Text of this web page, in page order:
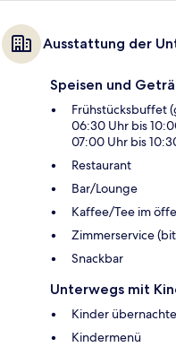
Ausstattung der
Speisen und
Frühstücksbuffet
06:30 Uhr bis
07:00 Uhr bis
Restaurant
Bar/Lounge
Kaffee/Tee im
Zimmerservice
Snackbar
Unterwegs mit
Kinder
Kindermenü